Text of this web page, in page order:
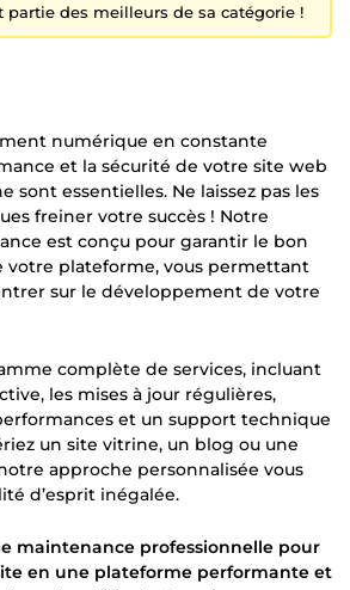
partie des meilleurs de sa catégorie !
numérique en constante
et la sécurité de votre site web
sont essentielles. Ne laissez pas les
freiner votre succès ! Notre
est conçu pour garantir le bon
plateforme, vous permettant
sur le développement de votre
complète de services, incluant
les mises à jour régulières,
et un support technique
un site vitrine, un blog ou une
approche personnalisée vous
d’esprit inégalée.
maintenance professionnelle pour
en une plateforme performante et